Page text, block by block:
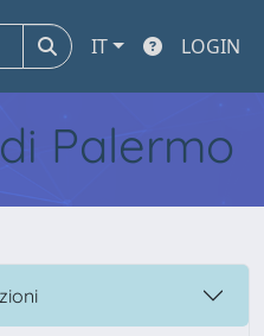
IT LOGIN
Palermo